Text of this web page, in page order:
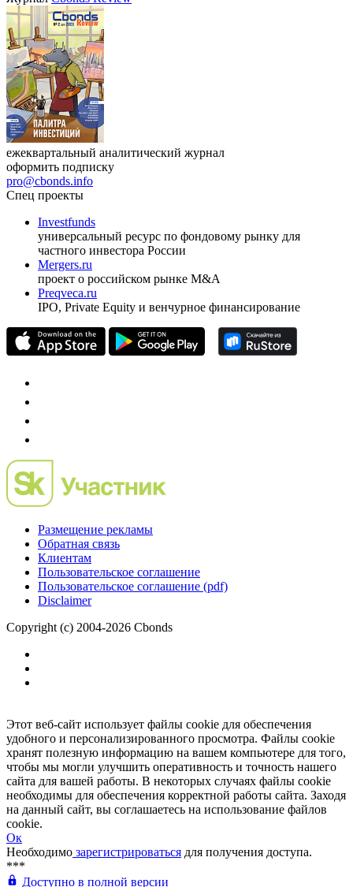
ежеквартальный аналитический журнал
оформить подписку
pro@cbonds.info
Спец проекты
Investfunds
универсальный ресурс по фондовому рынку для
частного инвестора России
Mergers.ru
проект о российском рынке M&A
Preqveca.ru
IPO, Private Equity и венчурное финансирование
Размещение рекламы
Обратная связь
Клиентам
Пользовательское соглашение
Пользовательское соглашение (pdf)
Disclaimer
Copyright (c) 2004-2026 Cbonds
Этот веб-сайт использует файлы cookie для обеспечения
удобного и персонализированного просмотра. Файлы cookie
хранят полезную информацию на вашем компьютере для того,
чтобы мы могли улучшить оперативность и точность нашего
сайта для вашей работы. В некоторых случаях файлы cookie
необходимы для обеспечения корректной работы сайта. Заходя
на данный сайт, вы соглашаетесь на использование файлов
cookie.
Ок
Необходимо зарегистрироваться для получения доступа.
***
Доступно в полной версии